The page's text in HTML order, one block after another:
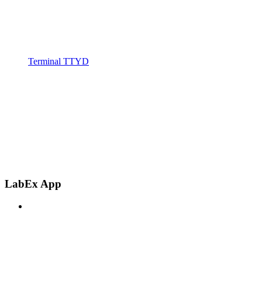
Terminal TTYD
LabEx App